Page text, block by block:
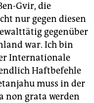
Gvir, die
nur gegen diesen
gegenüber
war. Ich bin
Internationale
Haftbefehle
muss in der
non grata werden